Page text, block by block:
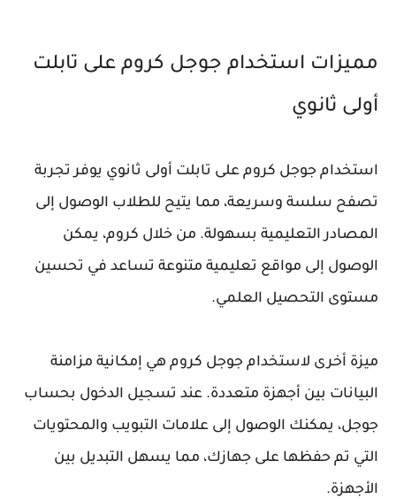
مميزات استخدام جوجل كروم على تابلت
أولى ثانوي
استخدام جوجل كروم على تابلت أولى ثانوي يوفر تجربة
تصفح سلسة وسريعة، مما يتيح للطلاب الوصول إلى
المصادر التعليمية بسهولة. من خلال كروم، يمكن
الوصول إلى مواقع تعليمية متنوعة تساعد في تحسين
مستوى التحصيل العلمي.
ميزة أخرى لاستخدام جوجل كروم هي إمكانية مزامنة
البيانات بين أجهزة متعددة. عند تسجيل الدخول بحساب
جوجل، يمكنك الوصول إلى علامات التبويب والمحتويات
التي تم حفظها على جهازك، مما يسهل التبديل بين
الأجهزة.